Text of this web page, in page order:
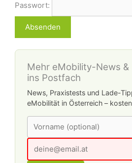
Passwort:
Mehr eMobility-News &
ins Postfach
News, Praxistests und Lade-
eMobilität in Österreich –